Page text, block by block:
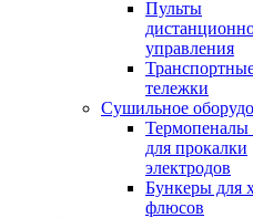
Пульты
управления
тележки
Сушильное
Термопеналы
для прокалки
электродов
Бункеры для
флюсов